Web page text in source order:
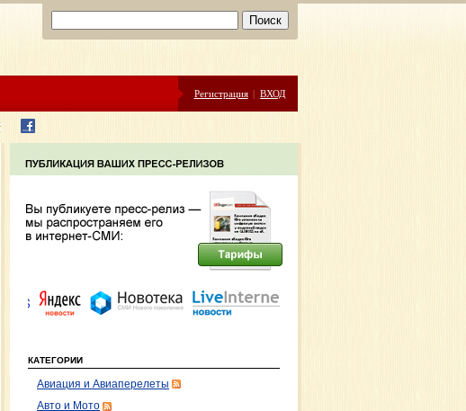
Регистрация | ВХОД
КАТЕГОРИИ
Авиация и Авиаперелеты
Авто и Мото